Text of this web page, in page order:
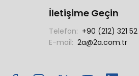
İletişime Geçin
Telefon: +90 (212) 321
E-mail: 2a@2a.com.tr